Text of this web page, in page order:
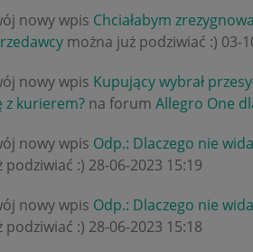
nowy wpis Chciałabym
można już podziwiać :) ‎03-
nowy wpis Kupujący wybrał
z kurierem? na forum Allegro One
nowy wpis Odp.: Dlaczego nie
podziwiać :) ‎28-06-2023 15:19
nowy wpis Odp.: Dlaczego nie
podziwiać :) ‎28-06-2023 15:18